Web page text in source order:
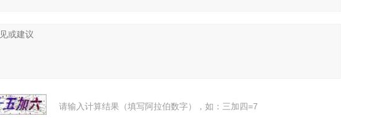
请输入计算结果（填写阿拉伯数字），如：三加四=7